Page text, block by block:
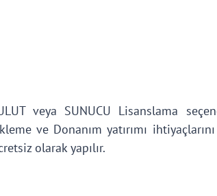
veya SUNUCU Lisanslama
ve Donanım yatırımı
olarak yapılır.